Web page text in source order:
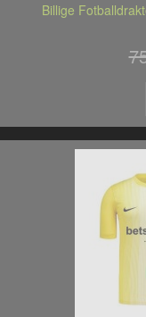
Billige